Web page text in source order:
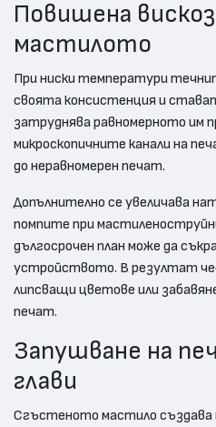
Повишена
мастилото
При ниски температури
своята консистенция и
затруднява равномерното им
микроскопичните канали на
до неравномерен печат.
Допълнително се увеличава
помпите при
дългосрочен план може да
устройството. В резултат
липсващи цветове или
печат.
Запушване на
глави
Сгъстеното мастило създава